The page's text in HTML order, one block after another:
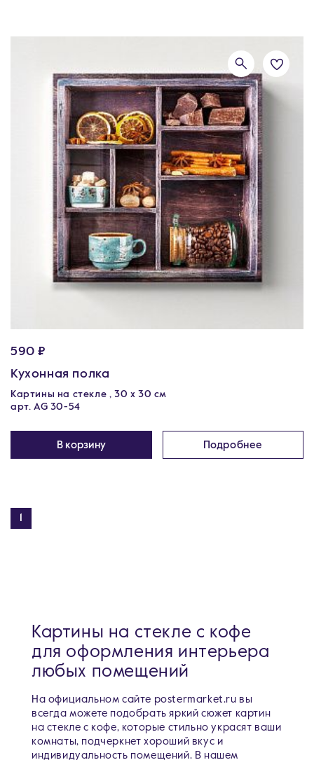
590 ₽
Кухонная полка
Картины на стекле , 30 x 30 см
арт. AG 30-54
В корзину Подробнее
Картины на стекле с кофе
для оформления интерьера
любых помещений
На официальном сайте postermarket.ru вы
всегда можете подобрать яркий сюжет картин
на стекле с кофе, которые стильно украсят ваши
комнаты, подчеркнет хороший вкус и
индивидуальность помещений. В нашем